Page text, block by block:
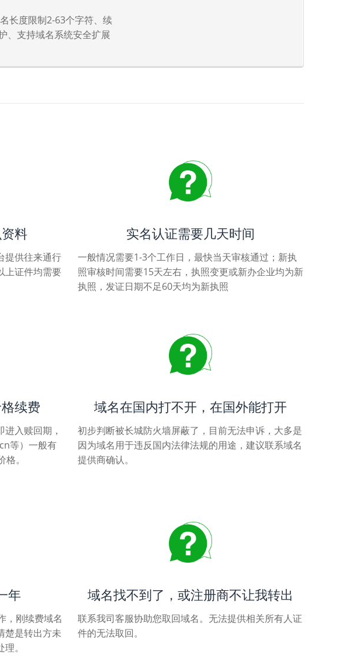
长度限制2-63个字符、续
、支持域名系统安全扩展
料
提供往来通行
上证件均需要
实名认证需要几天时间
一般情况需要1-3个工作日，最快当天审核通过；新执
照审核时间需要15天左右，执照变更或新办企业均为新
执照，发证日期不足60天均为新执照
续费
入赎回期，
等）一般有
。
域名在国内打不开，在国外能打开
初步判断被长城防火墙屏蔽了，目前无法申诉，大多是
因为域名用于违反国内法律法规的用途，建议联系域名
提供商确认。
年
，刚续费域名
楚是转出方未
。
域名找不到了，或注册商不让我转出
联系我司客服协助您取回域名。无法提供相关所有人证
件的无法取回。